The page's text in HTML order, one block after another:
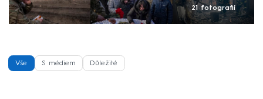
21 fotografií
Vše S médiem Důležité